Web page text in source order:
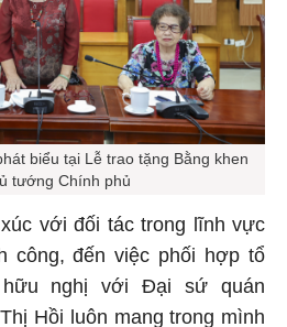
biểu tại Lễ trao tặng Bằng khen
tướng Chính phủ
với đối tác trong lĩnh vực
công, đến việc phối hợp tổ
nghị với Đại sứ quán
Hồi luôn mang trong mình